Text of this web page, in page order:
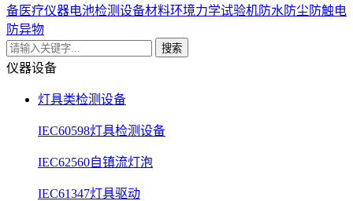
备医疗仪器电池检测设备材料环境力学试验机防水防尘防触电
防异物
搜索
仪器设备
灯具类检测设备
IEC60598灯具检测设备
IEC62560自镇流灯泡
IEC61347灯具驱动